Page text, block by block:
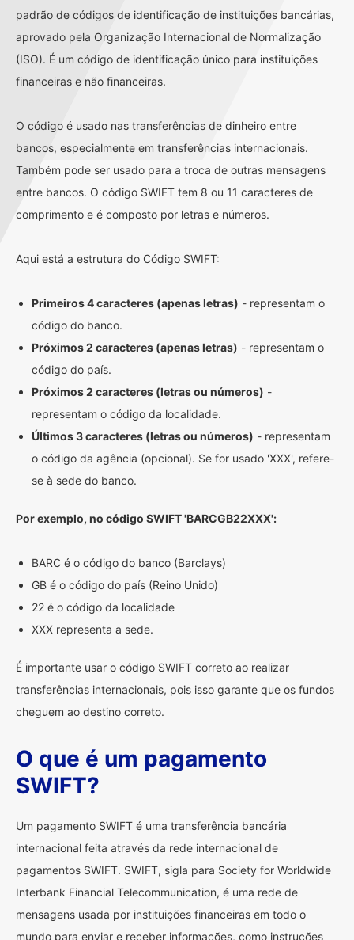
padrão de códigos de identificação de instituições bancárias,
aprovado pela Organização Internacional de Normalização
(ISO). É um código de identificação único para instituições
financeiras e não financeiras.
O código é usado nas transferências de dinheiro entre
bancos, especialmente em transferências internacionais.
Também pode ser usado para a troca de outras mensagens
entre bancos. O código SWIFT tem 8 ou 11 caracteres de
comprimento e é composto por letras e números.
Aqui está a estrutura do Código SWIFT:
Primeiros 4 caracteres (apenas letras) - representam o
código do banco.
Próximos 2 caracteres (apenas letras) - representam o
código do país.
Próximos 2 caracteres (letras ou números) -
representam o código da localidade.
Últimos 3 caracteres (letras ou números) - representam
o código da agência (opcional). Se for usado 'XXX', refere-
se à sede do banco.
Por exemplo, no código SWIFT 'BARCGB22XXX':
BARC é o código do banco (Barclays)
GB é o código do país (Reino Unido)
22 é o código da localidade
XXX representa a sede.
É importante usar o código SWIFT correto ao realizar
transferências internacionais, pois isso garante que os fundos
cheguem ao destino correto.
O que é um pagamento
SWIFT?
Um pagamento SWIFT é uma transferência bancária
internacional feita através da rede internacional de
pagamentos SWIFT. SWIFT, sigla para Society for Worldwide
Interbank Financial Telecommunication, é uma rede de
mensagens usada por instituições financeiras em todo o
mundo para enviar e receber informações, como instruções